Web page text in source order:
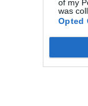
of my
was
Opted
provocare
anche
tenere in